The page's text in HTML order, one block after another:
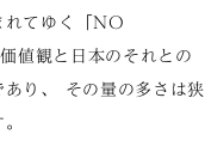
れてゆく「NO
値観と日本のそれとの
り、 その量の多さは狭